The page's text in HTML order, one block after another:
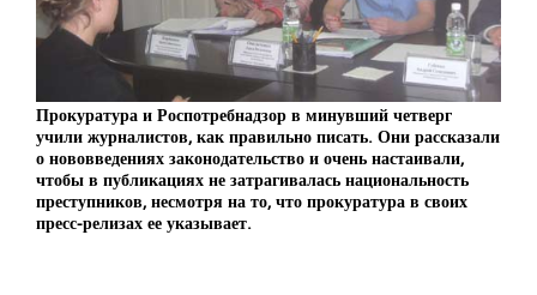
Прокуратура и Роспотребнадзор в минувший четверг
учили журналистов, как правильно писать. Они рассказали
о нововведениях законодательство и очень настаивали,
чтобы в публикациях не затрагивалась национальность
преступников, несмотря на то, что прокуратура в своих
пресс-релизах ее указывает.